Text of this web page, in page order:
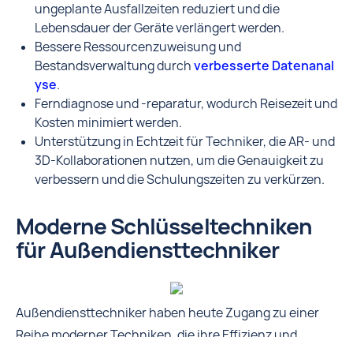
ungeplante Ausfallzeiten reduziert und die
Lebensdauer der Geräte verlängert werden.
Bessere Ressourcenzuweisung und
Bestandsverwaltung durchverbesserte Datenanal
yse.
Ferndiagnose und -reparatur, wodurch Reisezeit und
Kosten minimiert werden.
Unterstützung in Echtzeit für Techniker, die AR- und
3D-Kollaborationen nutzen, um die Genauigkeit zu
verbessern und die Schulungszeiten zu verkürzen.
Moderne Schlüsseltechniken
für Außendiensttechniker
Außendiensttechniker haben heute Zugang zu einer